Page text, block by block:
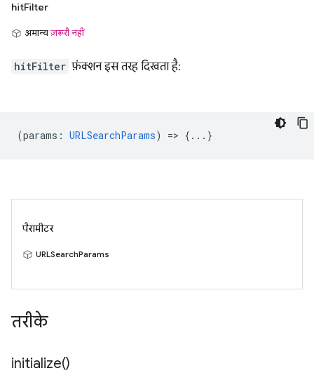
hitFilter
अमान्यज़रूरी नहीं
hitFilter फ़ंक्शन इस तरह दिखता है:
(params : URLSearchParams) => {...}
पैरामीटर
URLSearchParams
तरीके
initialize()